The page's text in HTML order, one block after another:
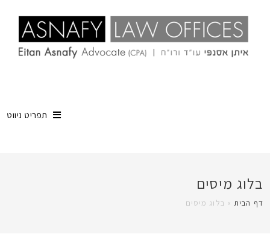
תפריט ניווט
בלוג מיסים
דף הבית» בלוג מיסים